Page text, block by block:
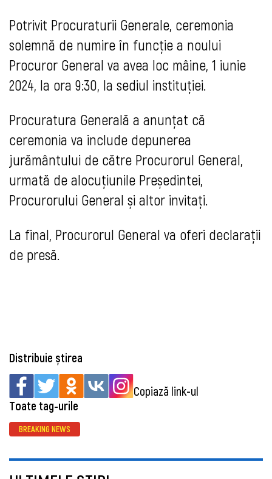
Potrivit Procuraturii Generale, ceremonia
solemnă de numire în funcție a noului
Procuror General va avea loc mâine, 1 iunie
2024, la ora 9:30, la sediul instituției.
Procuratura Generală a anunțat că
ceremonia va include depunerea
jurământului de către Procurorul General,
urmată de alocuțiunile Președintei,
Procurorului General și altor invitați.
La final, Procurorul General va oferi declarații
de presă.
Distribuie știrea
Copiază link-ul
Toate tag-urile
BREAKING NEWS